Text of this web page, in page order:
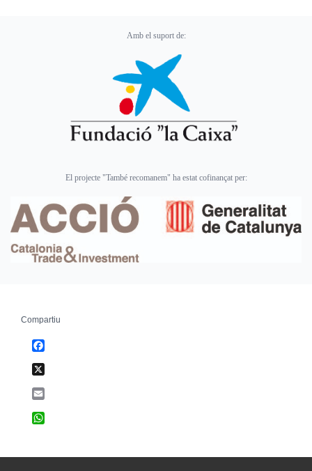
Amb el suport de:
El projecte "També recomanem" ha estat cofinançat per:
Compartiu